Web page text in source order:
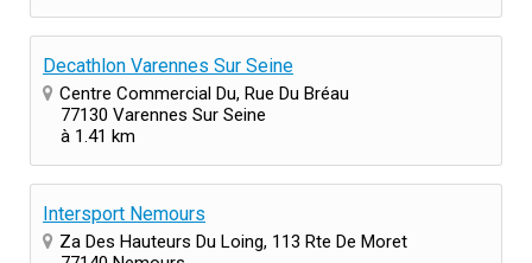
Decathlon Varennes Sur Seine
Centre Commercial Du, Rue Du Bréau
77130 Varennes Sur Seine
à 1.41 km
Intersport Nemours
Za Des Hauteurs Du Loing, 113 Rte De Moret